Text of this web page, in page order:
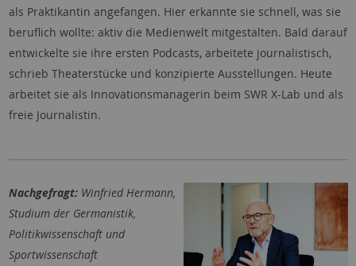
als Praktikantin angefangen. Hier erkannte sie schnell, was sie
beruflich wollte: aktiv die Medienwelt mitgestalten. Bald darauf
entwickelte sie ihre ersten Podcasts, arbeitete journalistisch,
schrieb Theaterstücke und konzipierte Ausstellungen. Heute
arbeitet sie als Innovationsmanagerin beim SWR X-Lab und als
freie Journalistin.
Nachgefragt:Winfried Hermann,
Studium der Germanistik,
Politikwissenschaft und
Sportwissenschaft